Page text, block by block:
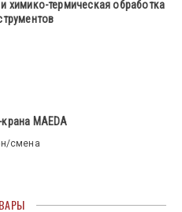
химико-термическая обработка
MAEDA
смена